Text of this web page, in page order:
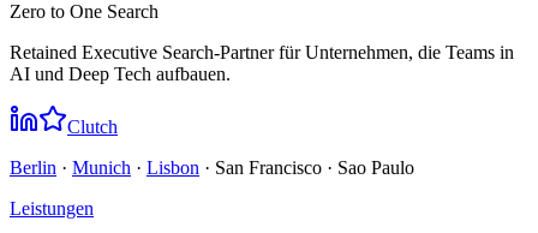
Zero to One Search
Retained Executive Search-Partner für Unternehmen, die Teams in
AI und Deep Tech aufbauen.
Clutch
Berlin · Munich · Lisbon · San Francisco · Sao Paulo
Leistungen